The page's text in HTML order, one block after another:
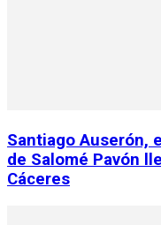
Santiago Auserón,
de Salomé Pavón
Cáceres